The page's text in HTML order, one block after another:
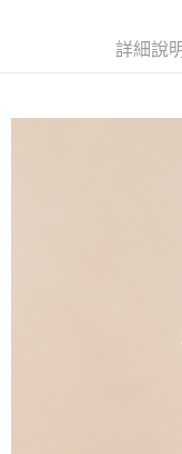
每筆NT$80，滿
每筆NT$80，滿
每筆NT$80，滿
每筆NT$80，滿
詳細說